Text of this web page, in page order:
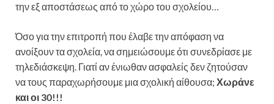
την εξ αποστάσεως από το χώρο του σχολείου…
Όσο για την επιτροπή που έλαβε την απόφαση να
ανοίξουν τα σχολεία, να σημειώσουμε ότι συνεδρίασε με
τηλεδιάσκεψη. Γιατί αν ένιωθαν ασφαλείς δεν ζητούσαν
να τους παραχωρήσουμε μια σχολική αίθουσα; Χωράνε
και οι 30!!!